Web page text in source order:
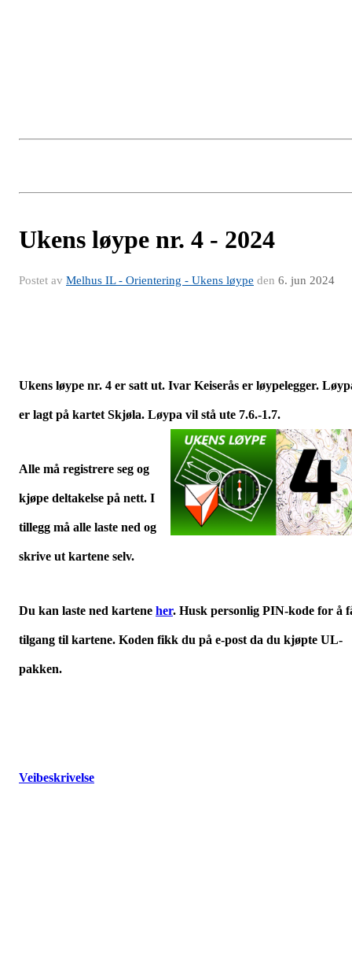
Ukens løype nr. 4 - 2024
Postet av Melhus IL - Orientering - Ukens løype den 6. jun 2024
Ukens løype nr. 4 er satt ut. Ivar Keiserås er løypelegger.
er lagt på kartet Skjøla. Løypa vil stå ute 7.6.-1.7.
Alle må registrere seg og
kjøpe deltakelse på nett. I
tillegg må alle laste ned og
skrive ut kartene selv.
Du kan laste ned kartene her. Husk personlig PIN-kode for å
tilgang til kartene. Koden fikk du på e-post da du kjøpte UL-
pakken.
Veibeskrivelse